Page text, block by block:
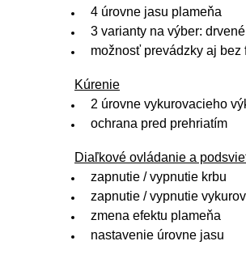
4 úrovne jasu plameňa
3 varianty na výber:
možnosť prevádzky aj bez
Kúrenie
2 úrovne vykurovacieho
ochrana pred prehriatím
Diaľkové ovládanie a
zapnutie / vypnutie krbu
zapnutie / vypnutie
zmena efektu plameňa
nastavenie úrovne jasu